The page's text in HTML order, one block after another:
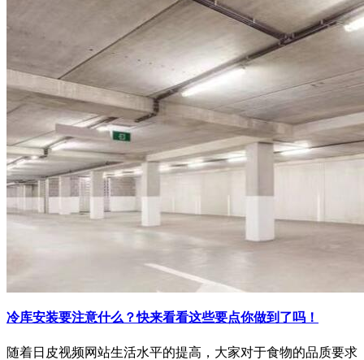
冷库安装要注意什么？快来看看这些要点你做到了吗！
随着日皮视频网站生活水平的提高，大家对于食物的品质要求